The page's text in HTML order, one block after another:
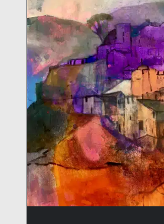
RÉSZLETEK